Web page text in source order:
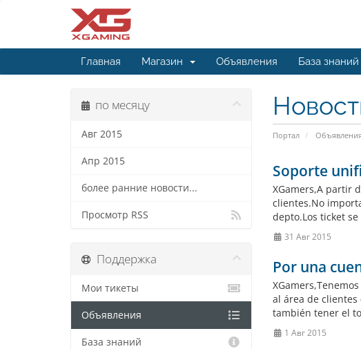
Главная Магазин Объявления База знаний
Портал Объявления
по месяцу
Авг 2015
Апр 2015
более ранние новости...
Просмотр RSS
Soporte
XGamers,A partir
clientes.No
depto.Los ticket
31 Авг 2015
Por una
al área de
también tener el
1 Авг 2015
Поддержка
Мои тикеты
Объявления
База знаний